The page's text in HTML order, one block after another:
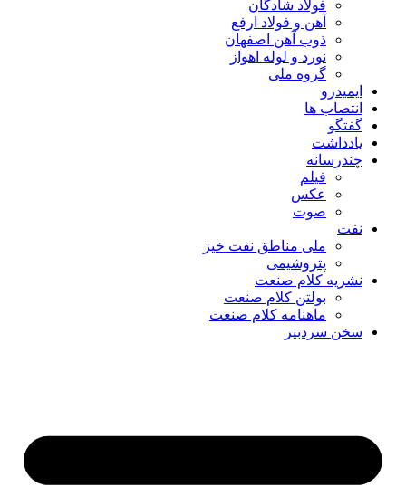
فولاد شادگان
آهن و فولاد ارفع
ذوب آهن اصفهان
نورد و لوله اهواز
گروه ملی
ایمیدرو
انتصاب ها
گفتگو
یادداشت
چندرسانه
فیلم
عکس
صوت
نفت
ملی مناطق نفت خیز
پتروشیمی
نشریه کلام صنعت
بولتن کلام صنعت
ماهنامه کلام صنعت
سخن سردبیر